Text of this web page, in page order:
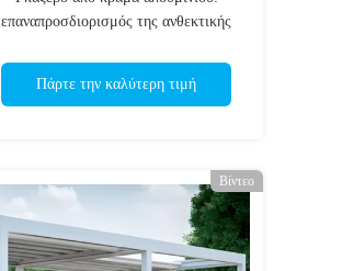
επαναπροσδιορισμός της ανθεκτικής
Πάρτε την καλύτερη τιμή
Βίντεο